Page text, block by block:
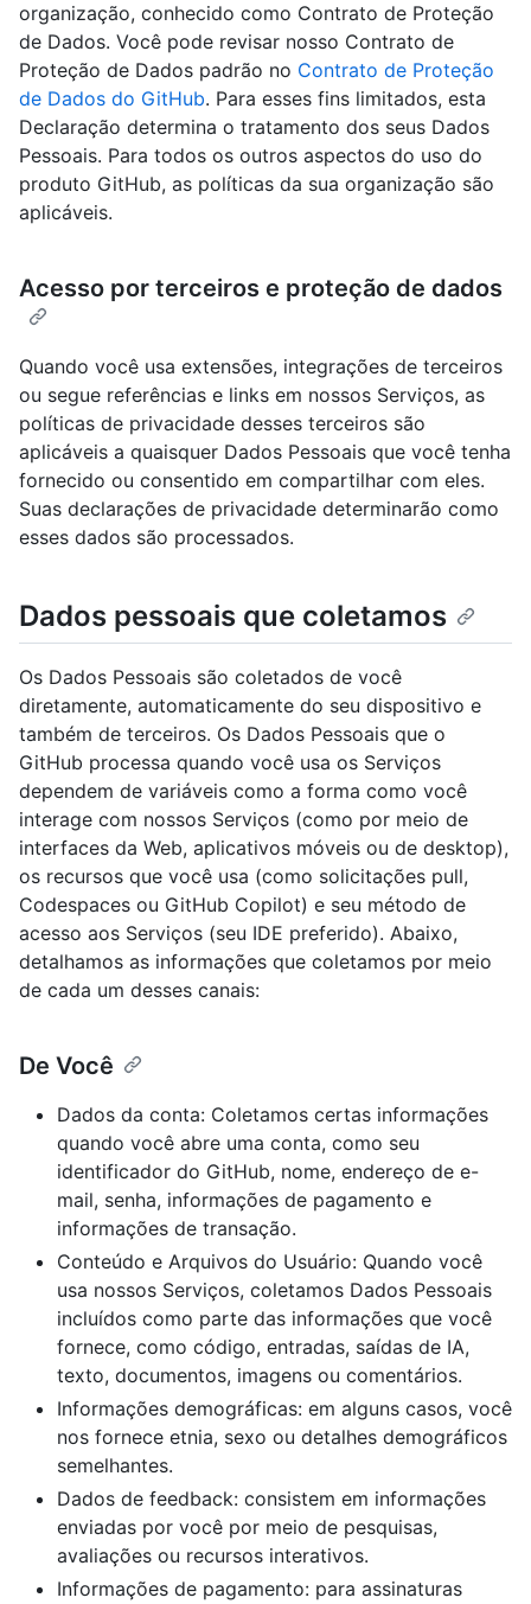
organização, conhecido como Contrato de Proteção
de Dados. Você pode revisar nosso Contrato de
Proteção de Dados padrão no Contrato de Proteção
de Dados do GitHub. Para esses fins limitados, esta
Declaração determina o tratamento dos seus Dados
Pessoais. Para todos os outros aspectos do uso do
produto GitHub, as políticas da sua organização são
aplicáveis.
Acesso por terceiros e proteção de dados
Quando você usa extensões, integrações de terceiros
ou segue referências e links em nossos Serviços, as
políticas de privacidade desses terceiros são
aplicáveis a quaisquer Dados Pessoais que você tenha
fornecido ou consentido em compartilhar com eles.
Suas declarações de privacidade determinarão como
esses dados são processados.
Dados pessoais que coletamos
Os Dados Pessoais são coletados de você
diretamente, automaticamente do seu dispositivo e
também de terceiros. Os Dados Pessoais que o
GitHub processa quando você usa os Serviços
dependem de variáveis como a forma como você
interage com nossos Serviços (como por meio de
interfaces da Web, aplicativos móveis ou de desktop),
os recursos que você usa (como solicitações pull,
Codespaces ou GitHub Copilot) e seu método de
acesso aos Serviços (seu IDE preferido). Abaixo,
detalhamos as informações que coletamos por meio
de cada um desses canais:
De Você
Dados da conta: Coletamos certas informações
quando você abre uma conta, como seu
identificador do GitHub, nome, endereço de e-
mail, senha, informações de pagamento e
informações de transação.
Conteúdo e Arquivos do Usuário: Quando você
usa nossos Serviços, coletamos Dados Pessoais
incluídos como parte das informações que você
fornece, como código, entradas, saídas de IA,
texto, documentos, imagens ou comentários.
Informações demográficas: em alguns casos, você
nos fornece etnia, sexo ou detalhes demográficos
semelhantes.
Dados de feedback: consistem em informações
enviadas por você por meio de pesquisas,
avaliações ou recursos interativos.
Informações de pagamento: para assinaturas